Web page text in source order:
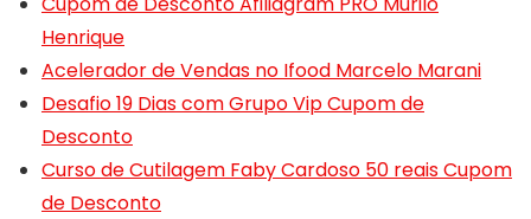
Henrique
Acelerador de Vendas no Ifood Marcelo Marani
Desafio 19 Dias com Grupo Vip Cupom de
Desconto
Curso de Cutilagem Faby Cardoso 50 reais Cupom
de Desconto